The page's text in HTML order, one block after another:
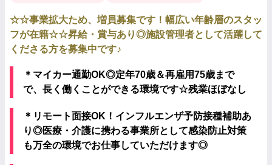
☆☆事業拡大ため、増員募集です！幅広い年齢層のスタッ
フが在籍☆☆昇給・賞与あり◎施設管理者として活躍して
くださる方を募集中です♪
＊マイカー通勤OK◎定年70歳＆再雇用75歳まで
で、長く働くことができる環境です☆残業ほぼなし
＊リモート面接OK！インフルエンザ予防接種補助あ
り◎医療・介護に携わる事業所として感染防止対策
も万全の環境でお仕事していただけます◎